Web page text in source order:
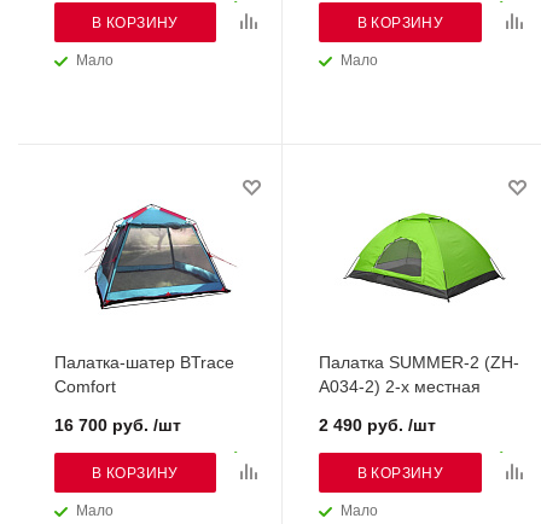
Мало
В КОРЗИНУ
Мало
В КОРЗИНУ
Палатка-шатер BTrace
Comfort
Мало
16 700 руб. /шт
В КОРЗИНУ
Палатка SUMMER-2 (ZH-
A034-2) 2-х местная
Мало
2 490 руб. /шт
В КОРЗИНУ